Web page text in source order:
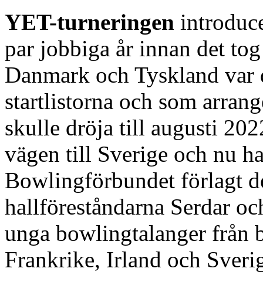
YET-turneringen
par jobbiga år innan det
Danmark och Tyskland var
startlistorna och som
skulle dröja till augusti
vägen till Sverige och nu
Bowlingförbundet förlagt
hallföreståndarna Serdar
unga bowlingtalanger från
Frankrike, Irland och